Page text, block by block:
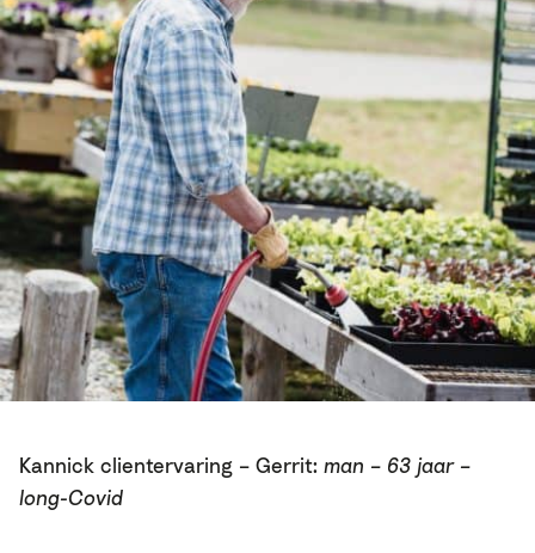
Kannick clientervaring – Gerrit: man – 63 jaar –
long-Covid